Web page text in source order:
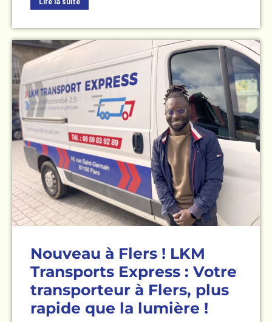
Nouveau à Flers ! LKM
Transports Express : Votre
transporteur à Flers, plus
rapide que la lumière !